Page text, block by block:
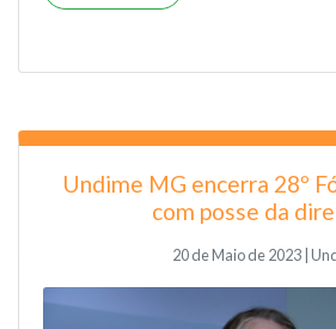
Undime MG encerra 28º
com posse da
20 de Maio de 2023 |